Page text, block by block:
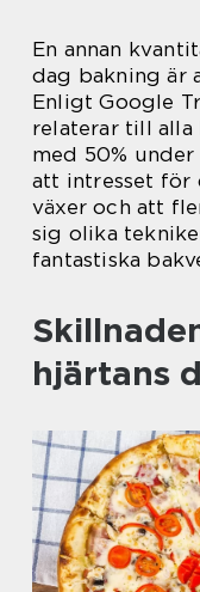
En annan
dag bakning är
Enligt Google
relaterar till alla
med 50% under
att intresset för
växer och att
sig olika
fantastiska
hjärtans